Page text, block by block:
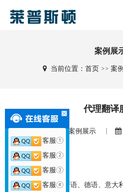
案例展
当前位置： 首页 >> 案
代理翻译
案例展示 |
翻译语种：
欧洲
英语、法语、西班牙语、德语、意大
客服①
客服②
客服③
客服④